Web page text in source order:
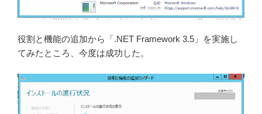
役割と機能の追加から「.NET Framework 3.5」を実施し
てみたところ、今度は成功した。